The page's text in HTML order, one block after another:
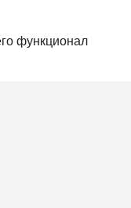
функционал